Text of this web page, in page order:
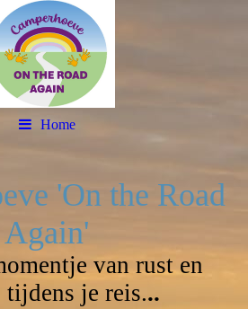
Home
'On the Road
Again'
van rust en
tijdens je reis...